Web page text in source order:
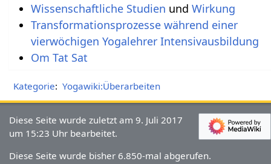
Wissenschaftliche Studien und Wirkung
Transformationsprozesse während einer
vierwöchigen Yogalehrer Intensivausbildung
Om Tat Sat
Kategorie: Yogawiki:Überarbeiten
Diese Seite wurde zuletzt am 9. Juli 2017
um 15:23 Uhr bearbeitet.
Diese Seite wurde bisher 6.850-mal abgerufen.